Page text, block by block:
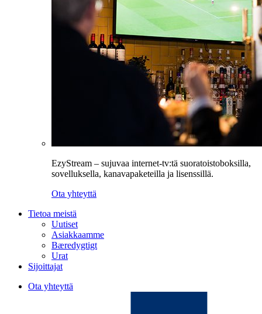
EzyStream – sujuvaa internet-tv:tä suoratoistoboksilla,
sovelluksella, kanavapaketeilla ja lisenssillä.
Ota yhteyttä
Tietoa meistä
Uutiset
Asiakkaamme
Bæredygtigt
Urat
Sijoittajat
Ota yhteyttä